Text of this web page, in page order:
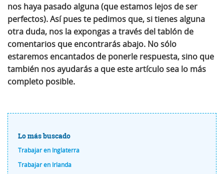
nos haya pasado alguna (que estamos lejos de ser
perfectos).Así pues te pedimos que, si tienes alguna
otra duda, nos la expongas a través del tablón de
comentarios que encontrarás abajo. No sólo
estaremos encantados de ponerle respuesta, sino que
también nos ayudarás a que este artículo sea lo más
completo posible.
Lo más buscado
Trabajar en Inglaterra
Trabajar en Irlanda